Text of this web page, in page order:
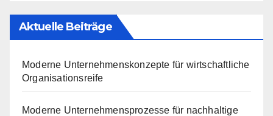
Aktuelle Beiträge
Moderne Unternehmenskonzepte für wirtschaftliche
Organisationsreife
Moderne Unternehmensprozesse für nachhaltige